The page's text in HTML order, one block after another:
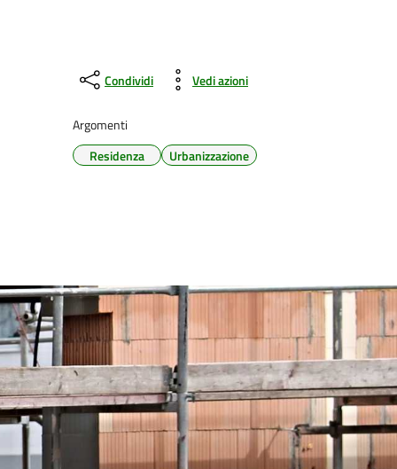
Condividi Vedi azioni
Argomenti
Residenza
Urbanizzazione